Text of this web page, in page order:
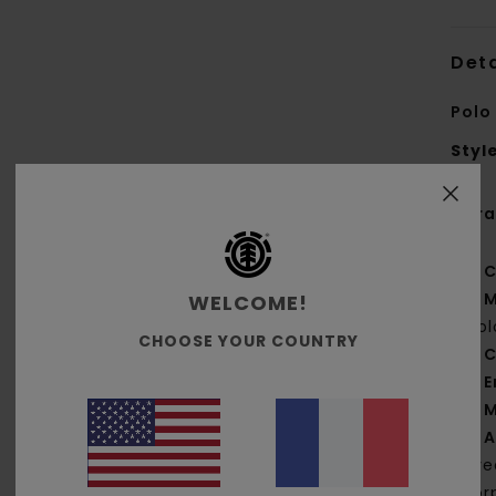
Style
WELCOME!
CHOOSE YOUR COUNTRY